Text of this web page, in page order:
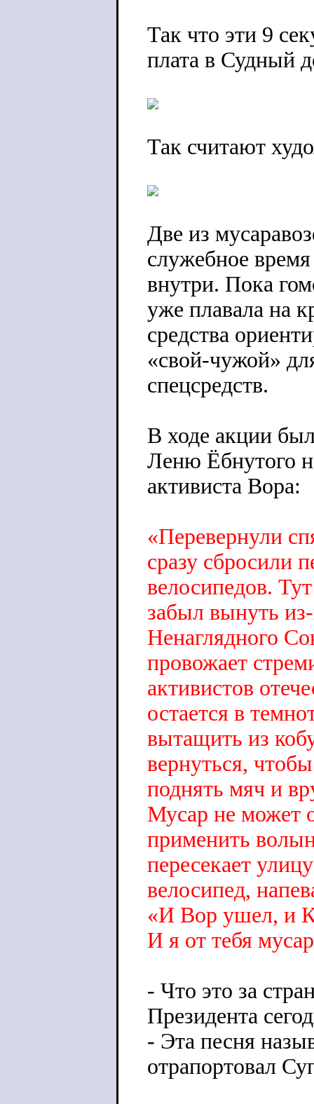
Так что эти 9
плата в Судный
Так считают
Две из
служебное
внутри. Пока
уже плавала на
средства
«свой-чужой»
спецсредств.
В ходе акции
Леню Ёбнутого
активиста Вора:
«Перевернули
сразу сбросили
велосипедов.
забыл вынуть
Ненаглядного
провожает
активистов
остается в
вытащить из
вернуться,
поднять мяч и
Мусар не может
применить
пересекает
велосипед,
«И Вор ушел, и
И я от тебя
- Что это за
Президента
- Эта песня
отрапортовал